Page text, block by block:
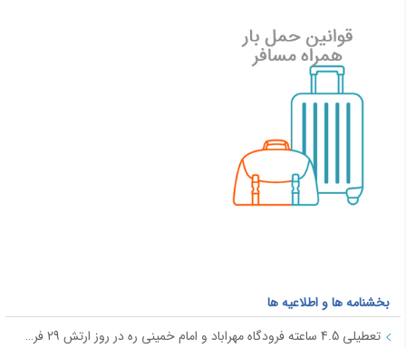
بخشنامه ها و اطلاعیه ها
تعطیلی 4.5 ساعته فرودگاه مهراباد و امام خمینی ره در روز ارتش 29 فروردین